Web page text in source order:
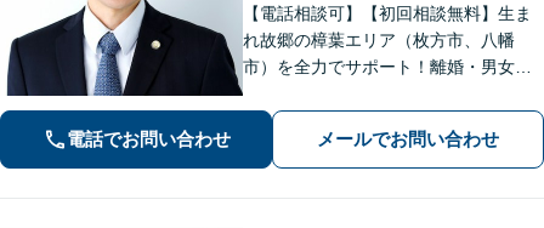
【電話相談可】【初回相談無料】生ま
れ故郷の樟葉エリア（枚方市、八幡
市）を全力でサポート！離婚・男女問
交通事故などに注力。どんな小さなお
悩みでお気軽にご相談ください【夜
間・休日面談】【完全個室】【樟葉駅5
分】
電話でお問い合わせ メールでお問い合わせ